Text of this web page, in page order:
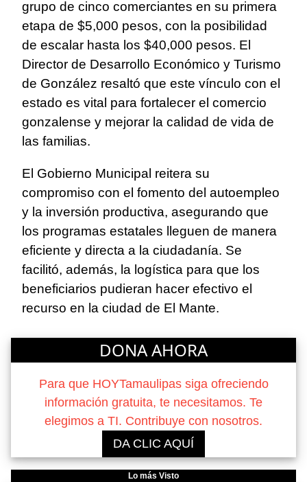
grupo de cinco comerciantes en su primera
etapa de $5,000 pesos, con la posibilidad
de escalar hasta los $40,000 pesos. El
Director de Desarrollo Económico y Turismo
de González resaltó que este vínculo con el
estado es vital para fortalecer el comercio
gonzalense y mejorar la calidad de vida de
las familias.
El Gobierno Municipal reitera su
compromiso con el fomento del autoempleo
y la inversión productiva, asegurando que
los programas estatales lleguen de manera
eficiente y directa a la ciudadanía. Se
facilitó, además, la logística para que los
beneficiarios pudieran hacer efectivo el
recurso en la ciudad de El Mante.
DONA AHORA
Para que HOYTamaulipas siga ofreciendo
información gratuita, te necesitamos. Te
elegimos a TI. Contribuye con nosotros.
DA CLIC AQUÍ
Lo más Visto